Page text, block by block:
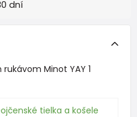
dní
Minot YAY 1
tielka a košele